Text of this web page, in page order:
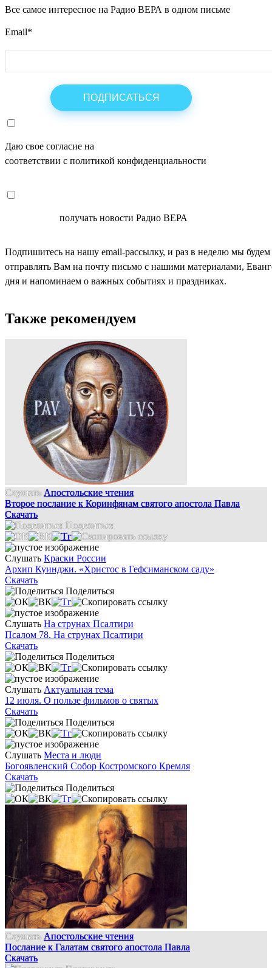
Все самое интересное на Радио ВЕРА в одном письме
Email*
Даю свое согласие на
соответствии с политикой конфиденциальности
получать новости Радио ВЕРА
Подпишитесь на нашу email-рассылку, и раз в неделю мы будем
отправлять Вам на почту письмо с нашими материалами,
дня и напоминаем о важных событиях и праздниках.
Также рекомендуем
Слушать Апостольские чтения
Второе послание к Коринфянам святого апостола Павла
Скачать
Поделиться
Слушать Краски России
Архип Куинджи. «Христос в Гефсиманском саду»
Скачать
Поделиться
Слушать На струнах Псалтири
Псалом 78. На струнах Псалтири
Скачать
Поделиться
Слушать Актуальная тема
12 июля. О пользе фильмов о святых
Скачать
Поделиться
Слушать Места и люди
Богоявленский Собор Костромского Кремля
Скачать
Поделиться
Слушать Апостольские чтения
Послание к Галатам святого апостола Павла
Скачать